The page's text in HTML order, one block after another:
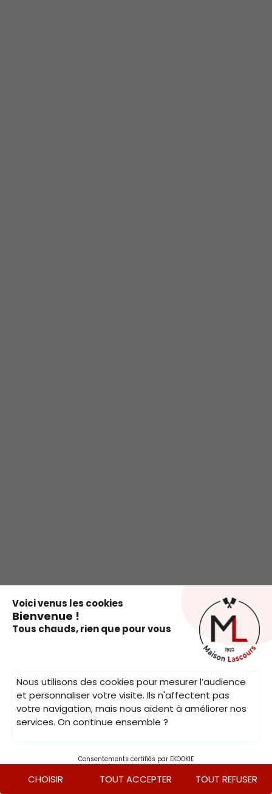
Voici venus les cookies
Bienvenue !
Tous chauds, rien que pour vous
Nous utilisons des cookies pour mesurer l’audience
et personnaliser votre visite. Ils n'affectent pas
votre navigation, mais nous aident à améliorer nos
services. On continue ensemble ?
Consentements certifiés par EKOOKIE
CHOISIR TOUT ACCEPTER TOUT REFUSER